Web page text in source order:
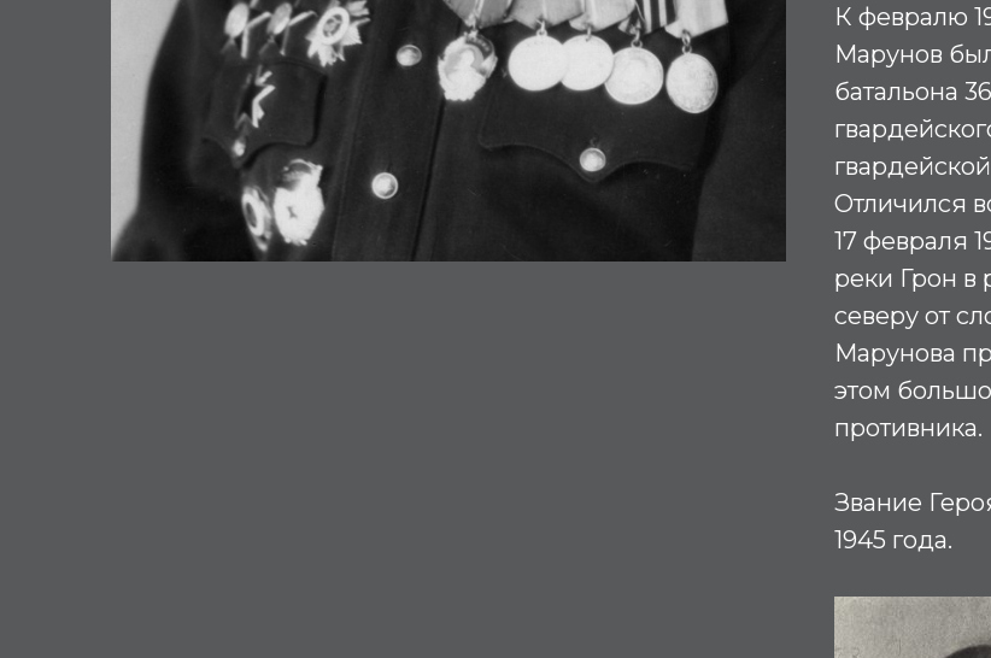
К февралю
Марунов
батальона
Отличился
17 февраля
реки Грон в
северу от
Марунова
этом
противника.
Звание
1945 года.